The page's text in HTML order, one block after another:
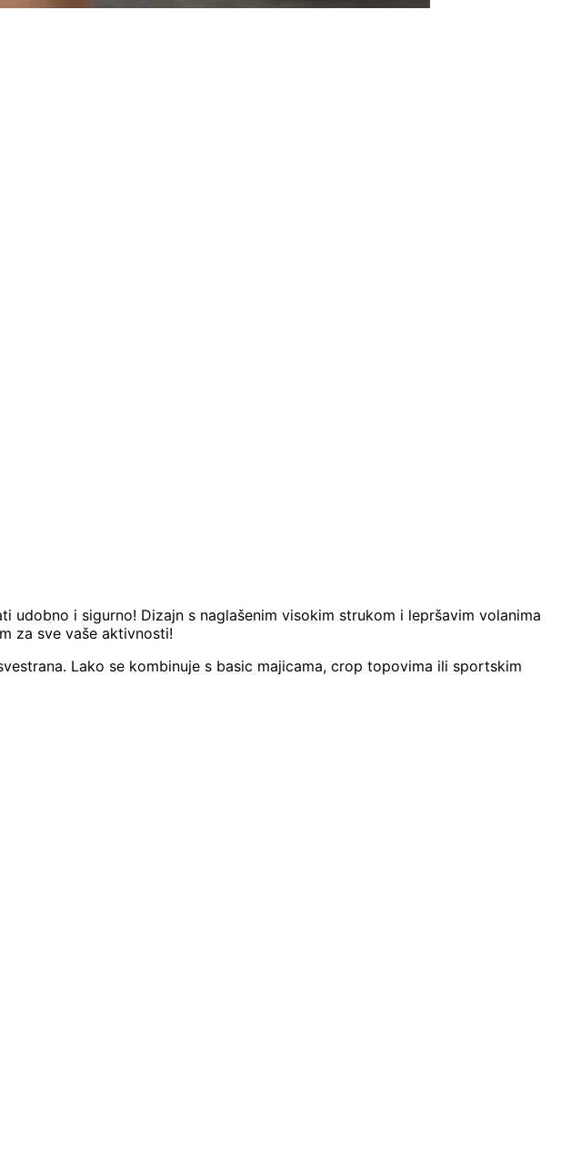
i sigurno! Dizajn s naglašenim visokim strukom i lepršavim volanima
za sve vaše aktivnosti!
Lako se kombinuje s basic majicama, crop topovima ili sportskim